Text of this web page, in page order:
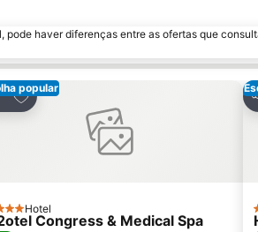
pode haver diferenças entre as ofertas que
popular
Adicionar aos favoritos
Hotel
Congress & Medical Spa